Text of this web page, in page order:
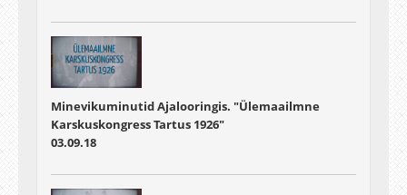
Minevikuminutid Ajalooringis. "Ülemaailmne
Karskuskongress Tartus 1926"
03.09.18